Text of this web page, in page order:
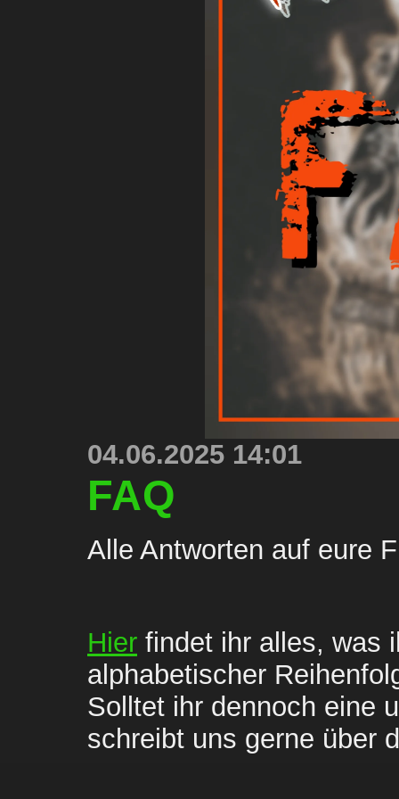
04.06.2025 14:01
FAQ
Alle Antworten auf eure
Hier findet ihr alles, was
alphabetischer
Solltet ihr dennoch eine
schreibt uns gerne über